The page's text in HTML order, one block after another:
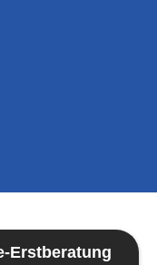
Erstberatung